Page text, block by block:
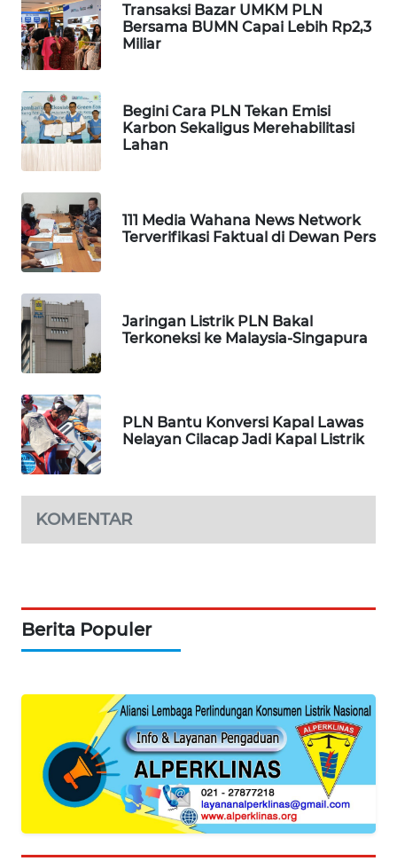
Transaksi Bazar UMKM PLN
Bersama BUMN Capai Lebih Rp2,3
Miliar
Begini Cara PLN Tekan Emisi
Karbon Sekaligus Merehabilitasi
Lahan
111 Media Wahana News Network
Terverifikasi Faktual di Dewan Pers
Jaringan Listrik PLN Bakal
Terkoneksi ke Malaysia-Singapura
PLN Bantu Konversi Kapal Lawas
Nelayan Cilacap Jadi Kapal Listrik
KOMENTAR
Berita Populer
WAHANA
KONSUMEN
LISTRIK
WAHANA
TRAVEL
WAHANA
TV
ID
WAHANANEWS
CO ID
WAHANANEWS
NET
WAHANA
SPORT
WAHANA
WAHANA
SELEB
PERSONA
WAHANA
OTOMOTIF
WAHANA